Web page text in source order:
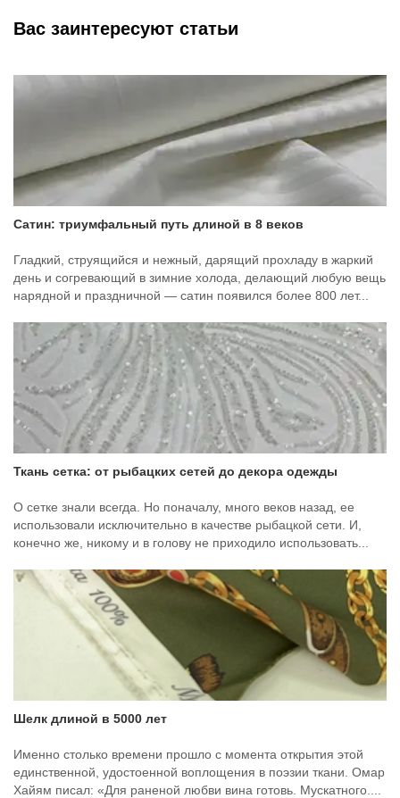
Вас заинтересуют статьи
Сатин: триумфальный путь длиной в 8 веков
Гладкий, струящийся и нежный, дарящий прохладу в жаркий
день и согревающий в зимние холода, делающий любую вещь
нарядной и праздничной — сатин появился более 800 лет...
Ткань сетка: от рыбацких сетей до декора одежды
О сетке знали всегда. Но поначалу, много веков назад, ее
использовали исключительно в качестве рыбацкой сети. И,
конечно же, никому и в голову не приходило использовать...
Шелк длиной в 5000 лет
Именно столько времени прошло с момента открытия этой
единственной, удостоенной воплощения в поэзии ткани. Омар
Хайям писал: «Для раненой любви вина готовь. Мускатного....